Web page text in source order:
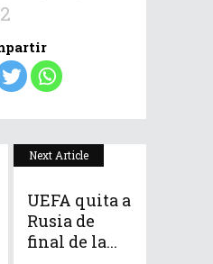
Next Article
UEFA quita a
Rusia de
final de la...